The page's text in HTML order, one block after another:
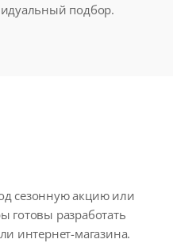
подбор.
сезонную акцию или
готовы разработать
интернет-магазина.